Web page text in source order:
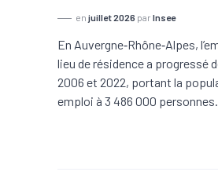
en juillet 2026 par Insee
En Auvergne‑Rhône‑Alpes,
lieu de résidence a progressé
2006 et 2022, portant la
emploi à 3 486 000 personnes.